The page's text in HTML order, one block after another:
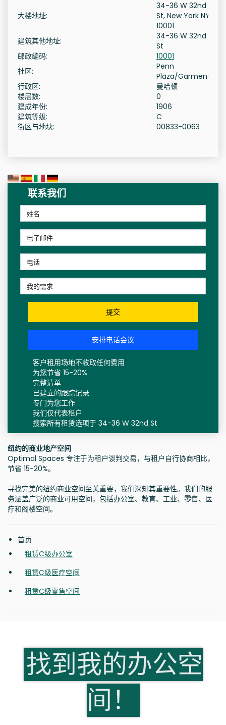
大楼地址:
34-36 W 32nd
St, New York NY
10001
建筑其他地址:
34-36 W 32nd
St
邮政编码:
10001
社区:
Penn
Plaza/Garment
行政区:
曼哈顿
楼层数:
0
建成年份:
1906
建筑等级:
C
街区与地块:
00833-0063
联系我们
提交
安排电话会议
客户租用场地不收取任何费用
为您节省 15-20%
完整清单
已建立的跟踪记录
专门为您工作
我们仅代表租户
搜索所有租赁选项于 34-36 W 32nd St
纽约的商业地产空间
Optimal Spaces 专注于为租户谈判交易，与租户自行协商相比，
节省 15-20%。
寻找完美的纽约商业空间至关重要，我们深知其重要性。我们的服
务涵盖广泛的商业可用空间，包括办公室、教育、工业、零售、医
疗和阁楼空间。
首页
租赁C级办公室
租赁C级医疗空间
租赁C级零售空间
找到我的办公空
间！